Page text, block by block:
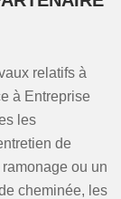
relatifs à
à Entreprise
les
de
ou un
cheminée, les